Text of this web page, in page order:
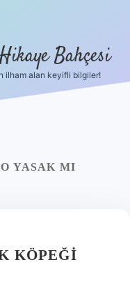
Bahçesi
ilham alan keyifli bilgiler!
YASAK MI
KÖPEĞI